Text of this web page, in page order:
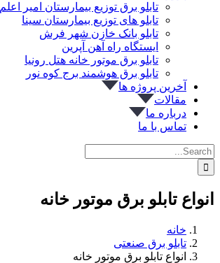
تابلو برق توزیع بیمارستان امیر اعلم
تابلو های توزیع بیمارستان سینا
تابلو بانک خازن شهر فرش
ایستگاه راه آهن آپرین
تابلو برق موتور خانه هتل رونیا
تابلو برق هوشمند برج کوه نور
آخرین پروژه ها
مقالات
درباره ما
تماس با ما
Search
for:
انواع تابلو برق موتور خانه
خانه
تابلو برق صنعتی
انواع تابلو برق موتور خانه